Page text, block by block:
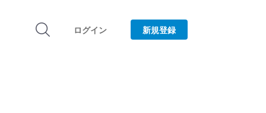
ログイン 新規登録